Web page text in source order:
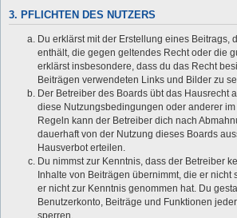
3. PFLICHTEN DES NUTZERS
Du erklärst mit der Erstellung eines Beitrags,
enthält, die gegen geltendes Recht oder die
erklärst insbesondere, dass du das Recht
Beiträgen verwendeten Links und Bilder zu
Der Betreiber des Boards übt das Hausrecht
diese Nutzungsbedingungen oder anderer
Regeln kann der Betreiber dich nach
dauerhaft von der Nutzung dieses Boards
Hausverbot erteilen.
Du nimmst zur Kenntnis, dass der Betreiber
Inhalte von Beiträgen übernimmt, die er nicht
er nicht zur Kenntnis genommen hat. Du
Benutzerkonto, Beiträge und Funktionen
sperren.